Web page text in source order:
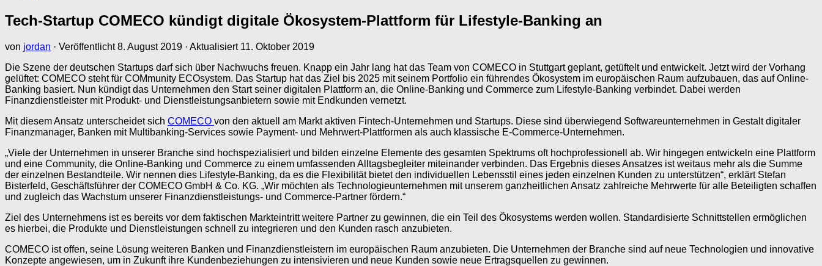
Tech-Startup COMECO kündigt digitale Ökosystem-Plattform für Lifestyle-Banking an
von jordan · Veröffentlicht8. August 2019 · Aktualisiert 11. Oktober 2019
Die Szene der deutschen Startups darf sich über Nachwuchs freuen. Knapp ein Jahr lang hat das Team von COMECO in Stuttgart geplant, getüftelt und entwickelt. Jetzt wird der Vorhang
gelüftet: COMECO steht für COMmunity ECOsystem. Das Startup hat das Ziel bis 2025 mit seinem Portfolio ein führendes Ökosystem im europäischen Raum aufzubauen, das auf Online-
Banking basiert. Nun kündigt das Unternehmen den Start seiner digitalen Plattform an, die Online-Banking und Commerce zum Lifestyle-Banking verbindet. Dabei werden
Finanzdienstleister mit Produkt- und Dienstleistungsanbietern sowie mit Endkunden vernetzt.
Mit diesem Ansatz unterscheidet sich COMECO von den aktuell am Markt aktiven Fintech-Unternehmen und Startups. Diese sind überwiegend Softwareunternehmen in Gestalt digitaler
Finanzmanager, Banken mit Multibanking-Services sowie Payment- und Mehrwert-Plattformen als auch klassische E-Commerce-Unternehmen.
„Viele der Unternehmen in unserer Branche sind hochspezialisiert und bilden einzelne Elemente des gesamten Spektrums oft hochprofessionell ab. Wir hingegen entwickeln eine Plattform
und eine Community, die Online-Banking und Commerce zu einem umfassenden Alltagsbegleiter miteinander verbinden. Das Ergebnis dieses Ansatzes ist weitaus mehr als die Summe
der einzelnen Bestandteile. Wir nennen dies Lifestyle-Banking, da es die Flexibilität bietet den individuellen Lebensstil eines jeden einzelnen Kunden zu unterstützen“, erklärt Stefan
Bisterfeld, Geschäftsführer der COMECO GmbH & Co. KG. „Wir möchten als Technologieunternehmen mit unserem ganzheitlichen Ansatz zahlreiche Mehrwerte für alle Beteiligten schaffen
und zugleich das Wachstum unserer Finanzdienstleistungs- und Commerce-Partner fördern.“
Ziel des Unternehmens ist es bereits vor dem faktischen Markteintritt weitere Partner zu gewinnen, die ein Teil des Ökosystems werden wollen. Standardisierte Schnittstellen ermöglichen
es hierbei, die Produkte und Dienstleistungen schnell zu integrieren und den Kunden rasch anzubieten.
COMECO ist offen, seine Lösung weiteren Banken und Finanzdienstleistern im europäischen Raum anzubieten. Die Unternehmen der Branche sind auf neue Technologien und innovative
Konzepte angewiesen, um in Zukunft ihre Kundenbeziehungen zu intensivieren und neue Kunden sowie neue Ertragsquellen zu gewinnen.